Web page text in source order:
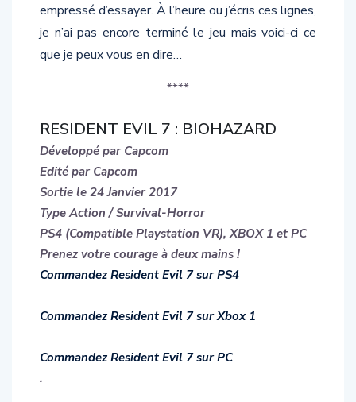
empressé d’essayer. À l’heure ou j’écris ces lignes,
je n’ai pas encore terminé le jeu mais voici-ci ce
que je peux vous en dire…
****
RESIDENT EVIL 7 : BIOHAZARD
Développé par Capcom
Edité par Capcom
Sortie le 24 Janvier 2017
Type Action / Survival-Horror
PS4 (Compatible Playstation VR), XBOX 1 et PC
Prenez votre courage à deux mains !
Commandez Resident Evil 7 sur PS4
Commandez Resident Evil 7 sur Xbox 1
Commandez Resident Evil 7 sur PC
.